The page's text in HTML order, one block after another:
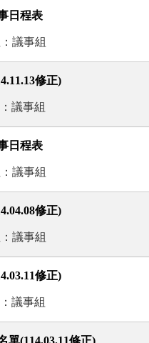
日程表
議事組
修正)
議事組
日程表
議事組
修正)
議事組
修正)
議事組